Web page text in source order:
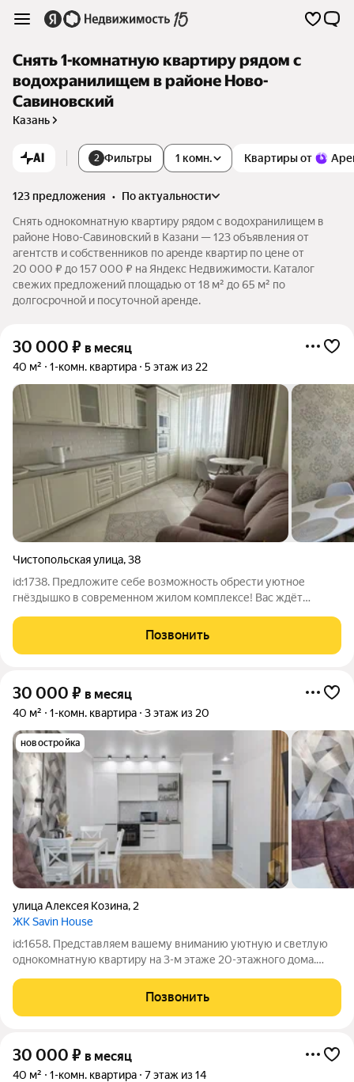
Снять 1-комнатную квартиру рядом с
водохранилищем в районе Ново-
Савиновский
Казань
AI 2 Фильтры Квартиры от
1 комн.
123 предложения •
по актуальности
Снять однокомнатную квартиру рядом с водохранилищем в
районе Ново-Савиновский в Казани — 123 объявления от
агентств и собственников по аренде квартир по цене от
20 000 ₽ до 157 000 ₽ на Яндекс Недвижимости. Каталог
свежих предложений площадью от 18 м² до 65 м² по
долгосрочной и посуточной аренде.
30 000 ₽ в месяц
40 м² 1-комн. квартира 5 этаж из 22
Чистопольская улица,38
id:1738. Предложите себе возможность обрести уютное
гнёздышко в современном жилом комплексе! Вас ждёт
квадратных метров на 5-м этаже 22-этажного здания. Жилая
площадь составляет 20 квадратных
Позвонить
30 000 ₽ в месяц
40 м² 1-комн. квартира 3 этаж из 20
новостройка
улица Алексея Козина, 2
ЖК Savin House
id:1658. Представляем вашему вниманию уютную и светлую
однокомнатную квартиру на 3-м этаже 20-этажного дома.
20 квадратных метров приходится на жилую площадь, а 10 на
просторную и
Позвонить
30 000 ₽ в месяц
40 м² 1-комн. квартира 7 этаж из 14